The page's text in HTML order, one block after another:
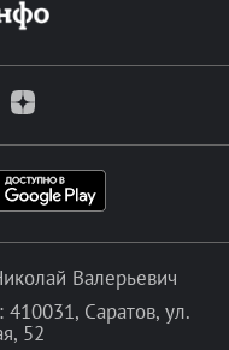
Валерьевич
Саратов, ул.
52